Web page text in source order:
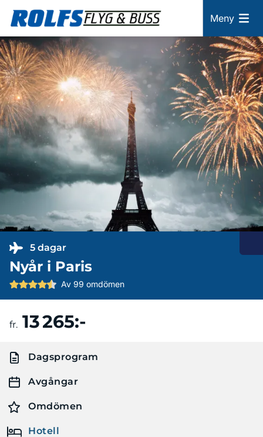
Meny
5 dagar
Nyår i Paris
Av 99 omdömen
fr. 13 265:-
Dagsprogram
Avgångar
Omdömen
Hotell